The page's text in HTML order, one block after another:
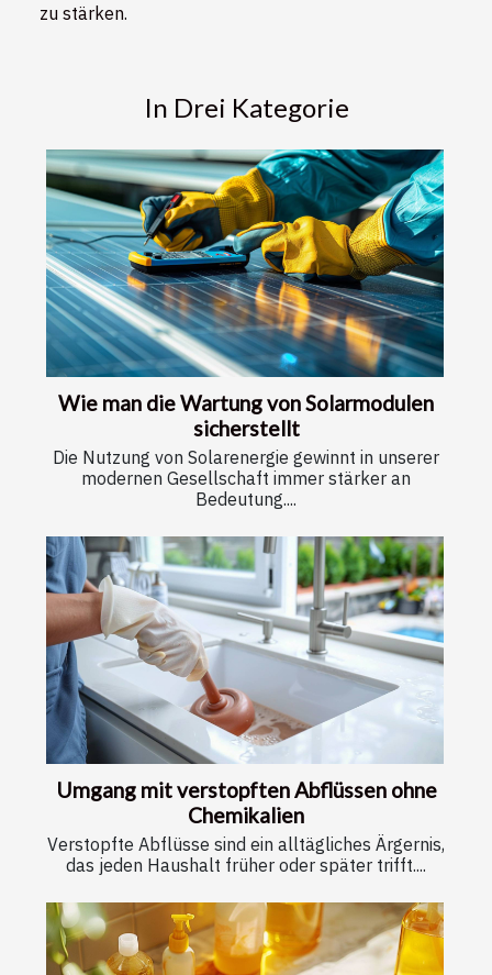
zu stärken.
In Drei Kategorie
Wie man die Wartung von Solarmodulen
sicherstellt
Die Nutzung von Solarenergie gewinnt in unserer
modernen Gesellschaft immer stärker an
Bedeutung....
Umgang mit verstopften Abflüssen ohne
Chemikalien
Verstopfte Abflüsse sind ein alltägliches Ärgernis,
das jeden Haushalt früher oder später trifft....